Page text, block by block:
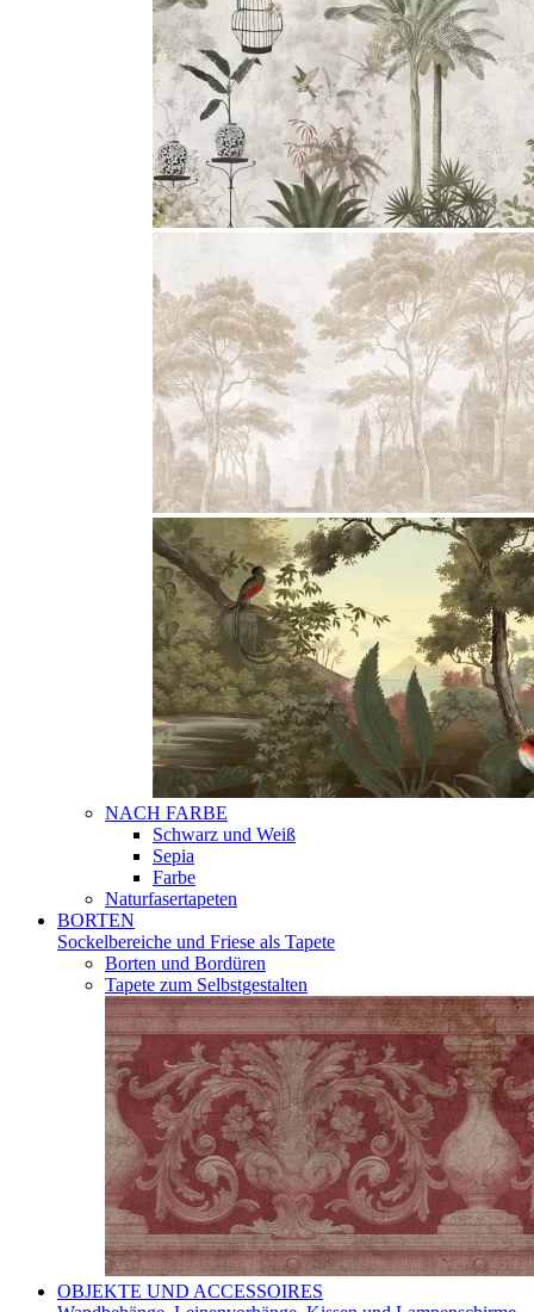
NACH FARBE
Schwarz und Weiß
Sepia
Farbe
Naturfasertapeten
BORTEN
Sockelbereiche und Friese als Tapete
Borten und Bordüren
Tapete zum Selbstgestalten
OBJEKTE UND ACCESSOIRES